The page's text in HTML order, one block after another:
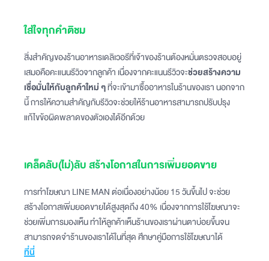
ใส่ใจทุกคำติชม
สิ่งสำคัญของร้านอาหารเดลิเวอรีที่เจ้าของร้านต้องหมั่นตรวจสอบอยู่
เสมอคือคะแนนรีวิวจากลูกค้า เนื่องจากคะแนนรีวิวจะช่วยสร้างความ
เชื่อมั่นให้กับลูกค้าใหม่ ๆที่จะเข้ามาซื้ออาหารในร้านของเรา นอกจาก
นี้ การให้ความสำคัญกับรีวิวจะช่วยให้ร้านอาหารสามารถปรับปรุง
แก้ไขข้อผิดพลาดของตัวเองได้อีกด้วย
เคล็ดลับ(ไม่)ลับ สร้างโอกาสในการเพิ่มยอดขาย
การทำโฆษณา LINE MAN ต่อเนื่องอย่างน้อย 15 วันขึ้นไป จะช่วย
สร้างโอกาสเพิ่มยอดขายได้สูงสุดถึง 40% เนื่องจากการใช้โฆษณาจะ
ช่วยเพิ่มการมองเห็น ทำให้ลูกค้าเห็นร้านของเราผ่านตาบ่อยขึ้นจน
สามารถจดจำร้านของเราได้ในที่สุด ศึกษาคู่มือการใช้โฆษณาได้
ที่นี่